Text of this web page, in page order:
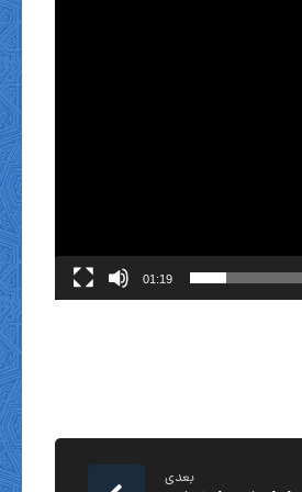
01:19
بعدی